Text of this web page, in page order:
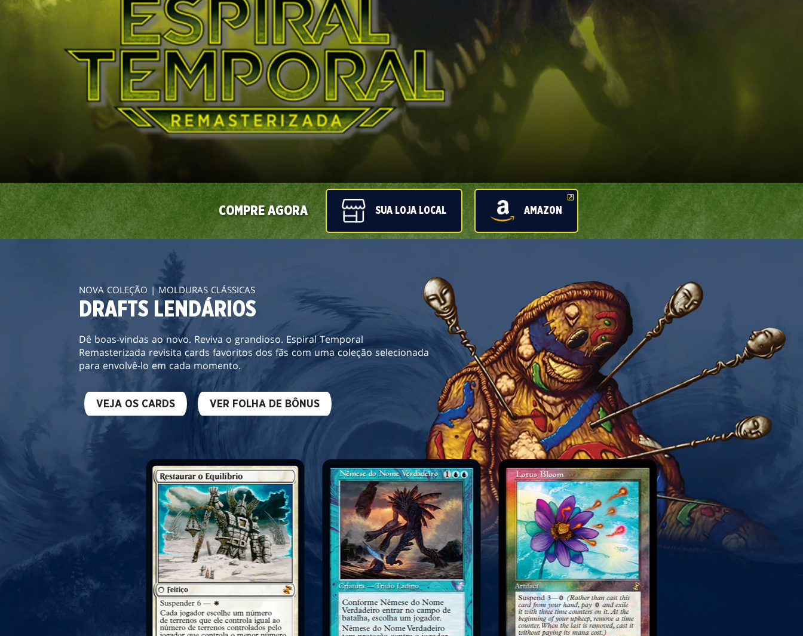
COMPRE AGORA SUA LOJA LOCAL AMAZON
NOVA COLEÇÃO | MOLDURAS CLÁSSICAS
DRAFTS LENDÁRIOS
Dê boas-vindas ao novo. Reviva o grandioso. Espiral Temporal
Remasterizada revisita cards favoritos dos fãs com uma coleção selecionada
para envolvê-lo em cada momento.
VEJA OS CARDS VER FOLHA DE BÔNUS